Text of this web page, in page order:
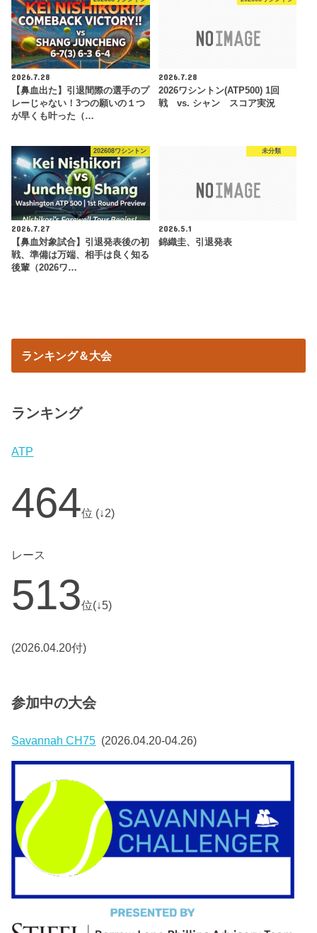
2026.7.28
【鼻血出た】引退間際の選手のプ
レーじゃない！3つの願いの１つ
が早くも叶った（…
2026.7.28
2026ワシントン(ATP500) 1回
戦 vs. シャン スコア実況
202608ワシントン
2026.7.27
【鼻血対象試合】引退発表後の初
戦、準備は万端、相手は良く知る
後輩（2026ワ…
未分類
2026.5.1
錦織圭、引退発表
ランキング＆大会
ランキング
ATP
464位 (↓2)
レース
513位(↓5)
(2026.04.20付)
参加中の大会
Savannah CH75 (2026.04.20-04.26)